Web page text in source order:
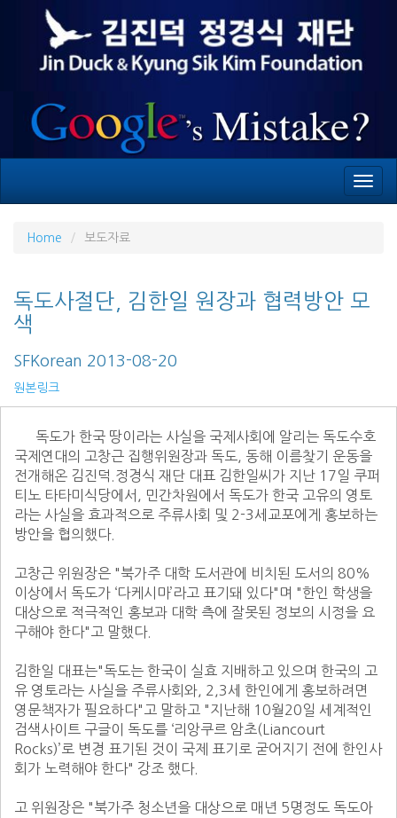
Home 보도자료
독도사절단, 김한일 원장과 협력방안 모
색
SFKorean 2013-08-20
원본링크
국제연대의 고창근 집행위원장과 독도, 동해 이름찾기 운동을
전개해온 김진덕.정경식 재단 대표 김한일씨가 지난 17일 쿠퍼
티노 타타미식당에서, 민간차원에서 독도가 한국 고유의 영토
라는 사실을 효과적으로 주류사회 및 2-3세교포에게 홍보하는
방안을 협의했다.
고창근 위원장은 "북가주 대학 도서관에 비치된 도서의 80%
이상에서 독도가 ‘다케시마’라고 표기돼 있다"며 "한인 학생을
대상으로 적극적인 홍보과 대학 측에 잘못된 정보의 시정을 요
구해야 한다"고 말했다.
김한일 대표는"독도는 한국이 실효 지배하고 있으며 한국의 고
유 영토라는 사실을 주류사회와, 2,3세 한인에게 홍보하려면
영문책자가 필요하다"고 말하고 "지난해 10월20일 세계적인
검색사이트 구글이 독도를 ‘리앙쿠르 암초(Liancourt
Rocks)’로 변경 표기된 것이 국제 표기로 굳어지기 전에 한인사
회가 노력해야 한다" 강조 했다.
고 위원장은 "북가주 청소년을 대상으로 매년 5명정도 독도아